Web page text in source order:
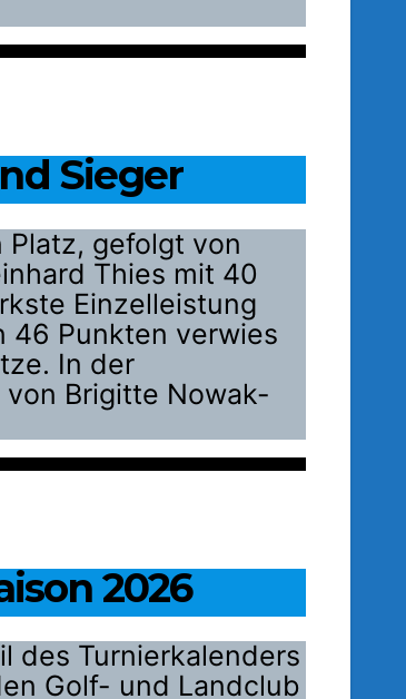
Sieger
gefolgt von
Thies mit 40
Einzelleistung
46 Punkten verwies
In der
Brigitte Nowak-
2026
des Turnierkalenders
Golf- und Landclub